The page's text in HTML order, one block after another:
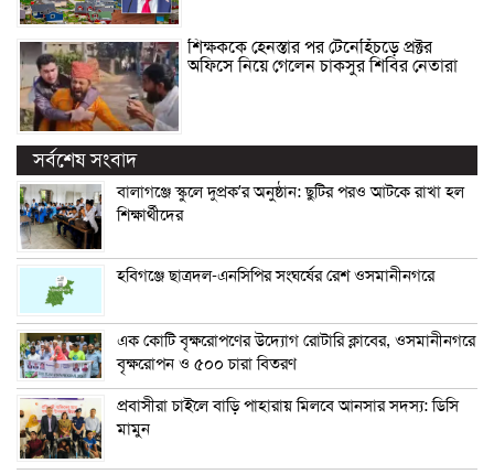
শিক্ষককে হেনস্তার পর টেনেহিঁচড়ে প্রক্টর
অফিসে নিয়ে গেলেন চাকসুর শিবির নেতারা
সর্বশেষ সংবাদ
বালাগঞ্জে স্কুলে দুপ্রক’র অনুষ্ঠান: ছুটির পরও আটকে রাখা হল
শিক্ষার্থীদের
হবিগঞ্জে ছাত্রদল-এনসিপির সংঘর্ষের রেশ ওসমানীনগরে
এক কোটি বৃক্ষরোপণের উদ্যোগ রোটারি ক্লাবের, ওসমানীনগরে
বৃক্ষরোপন ও ৫০০ চারা বিতরণ
প্রবাসীরা চাইলে বাড়ি পাহারায় মিলবে আনসার সদস্য: ডিসি
মামুন